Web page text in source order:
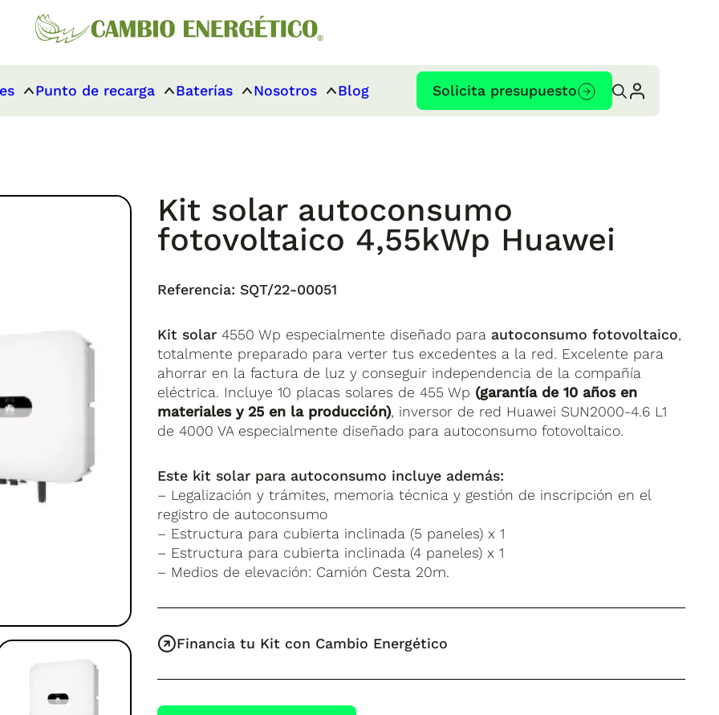
Punto de recarga Baterías Nosotros Blog Solicita presupuesto
Kit solar autoconsumo
fotovoltaico 4,55kWp Huawei
Referencia: SQT/22-00051
Kit solar 4550 Wp especialmente diseñado para autoconsumo fotovoltaico,
totalmente preparado para verter tus excedentes a la red. Excelente para
ahorrar en la factura de luz y conseguir independencia de la compañía
eléctrica. Incluye 10 placas solares de 455 Wp (garantía de 10 años en
materiales y 25 en la producción), inversor de red Huawei SUN2000-4.6 L1
de 4000 VA especialmente diseñado para autoconsumo fotovoltaico.
Este kit solar para autoconsumo incluye además:
– Legalización y trámites, memoria técnica y gestión de inscripción en el
registro de autoconsumo
– Estructura para cubierta inclinada (5 paneles) x 1
– Estructura para cubierta inclinada (4 paneles) x 1
– Medios de elevación: Camión Cesta 20m.
Financia tu Kit con Cambio Energético